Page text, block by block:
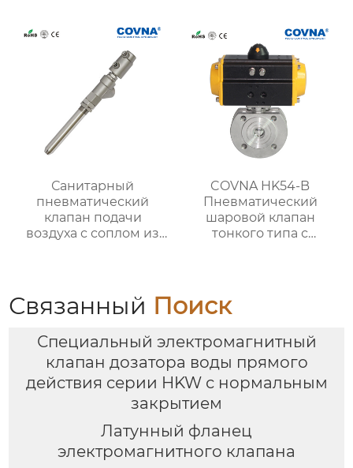
Санитарный
пневматический
клапан подачи
воздуха с соплом из
COVNA HK54-B
Пневматический
шаровой клапан
тонкого типа с
Связанный Поиск
Специальный электромагнитный
клапан дозатора воды прямого
действия серии HKW с нормальным
закрытием
Латунный фланец
электромагнитного клапана